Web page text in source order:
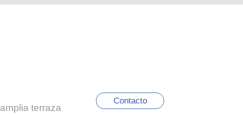
terraza
Contacto